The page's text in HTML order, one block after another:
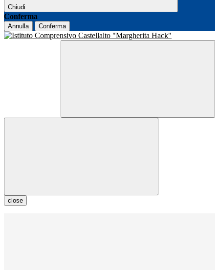
Chiudi
Conferma
Annulla Conferma
close